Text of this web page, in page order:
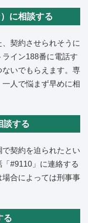
に相談する
契約させられそうに
イン188番に電話す
いでもらえます。専
人で悩まず早めに相
談する
契約を迫られたとい
#9110」に連絡する
合によっては刑事事
る